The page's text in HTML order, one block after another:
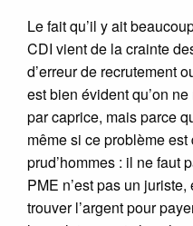
Le fait qu’il y ait
CDI vient de la crainte
d’erreur de recrutement
est bien évident qu’on
par caprice, mais parce
même si ce problème
prud’hommes : il ne faut
PME n’est pas un
trouver l’argent pour